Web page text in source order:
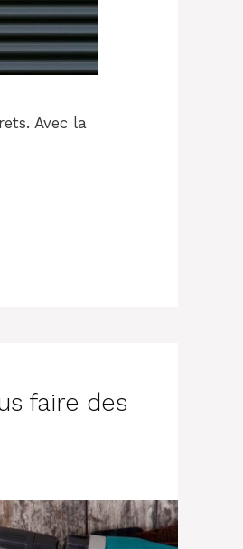
Avec la
faire des